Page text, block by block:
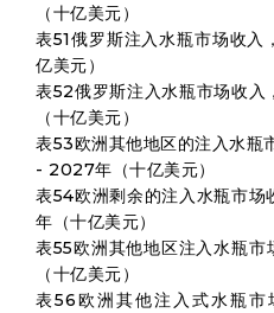
（十亿美元）
表51俄罗斯注入水瓶市场收
亿美元）
表52俄罗斯注入水瓶市场收
（十亿美元）
表53欧洲其他地区的注入水瓶
- 2027年（十亿美元）
表54欧洲剩余的注入水瓶市
年（十亿美元）
表55欧洲其他地区注入水瓶
（十亿美元）
表56欧洲其他注入式水瓶